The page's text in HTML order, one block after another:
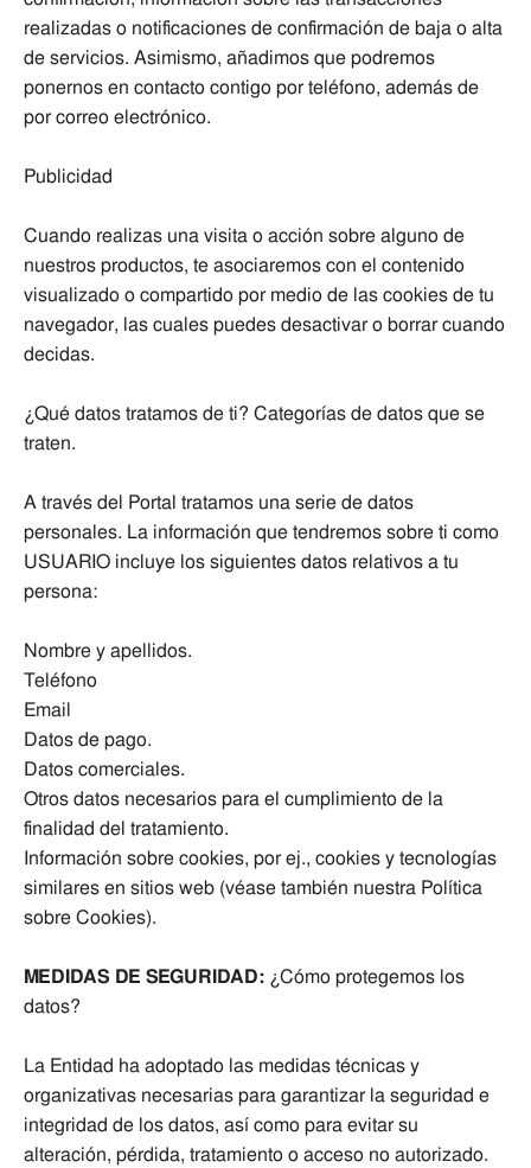
realizadas o notificaciones de confirmación de baja o alta
de servicios. Asimismo, añadimos que podremos
ponernos en contacto contigo por teléfono, además de
por correo electrónico.
Publicidad
Cuando realizas una visita o acción sobre alguno de
nuestros productos, te asociaremos con el contenido
visualizado o compartido por medio de las cookies de tu
navegador, las cuales puedes desactivar o borrar cuando
decidas.
¿Qué datos tratamos de ti? Categorías de datos que se
traten.
A través del Portal tratamos una serie de datos
personales. La información que tendremos sobre ti como
USUARIO incluye los siguientes datos relativos a tu
persona:
Nombre y apellidos.
Teléfono
Email
Datos de pago.
Datos comerciales.
Otros datos necesarios para el cumplimiento de la
finalidad del tratamiento.
Información sobre cookies, por ej., cookies y tecnologías
similares en sitios web (véase también nuestra Política
sobre Cookies).
MEDIDAS DE SEGURIDAD: ¿Cómo protegemos los
datos?
La Entidad ha adoptado las medidas técnicas y
organizativas necesarias para garantizar la seguridad e
integridad de los datos, así como para evitar su
alteración, pérdida, tratamiento o acceso no autorizado.